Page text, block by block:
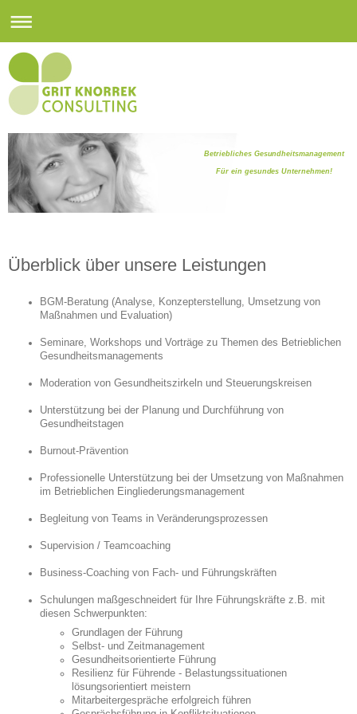
Betriebliches Gesundheitsmanagement
Für ein gesundes Unternehmen!
Überblick über unsere Leistungen
BGM-Beratung (Analyse, Konzepterstellung, Umsetzung von
Maßnahmen und Evaluation)
Seminare, Workshops und Vorträge zu Themen des Betrieblichen
Gesundheitsmanagements
Moderation von Gesundheitszirkeln und Steuerungskreisen
Unterstützung bei der Planung und Durchführung von
Gesundheitstagen
Burnout-Prävention
Professionelle Unterstützung bei der Umsetzung von Maßnahmen
im Betrieblichen Eingliederungsmanagement
Begleitung von Teams in Veränderungsprozessen
Supervision / Teamcoaching
Business-Coaching von Fach- und Führungskräften
Schulungen maßgeschneidert für Ihre Führungskräfte z.B. mit
diesen Schwerpunkten:
Grundlagen der Führung
Selbst- und Zeitmanagement
Gesundheitsorientierte Führung
Resilienz für Führende - Belastungssituationen
ösungsorientiert meistern
Mitarbeitergespräche erfolgreich führen